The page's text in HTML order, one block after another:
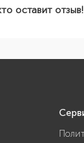
оставит отзыв!